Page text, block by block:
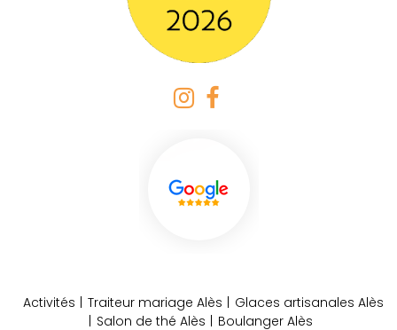
Activités Traiteur mariage Alès
Glaces artisanales Alès
Salon de thé Alès
Boulanger Alès